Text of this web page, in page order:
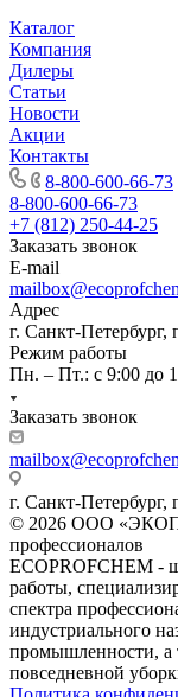
Каталог
Компания
Дилеры
Статьи
Новости
Акции
Контакты
8-800-600-66-73
8-800-600-66-73
+7 (812) 250-44-25
Заказать звонок
E-mail
Адрес
г. Санкт-
Режим работы
Пн. – Пт.: с 9:00 до
Заказать звонок
г. Санкт-
© 2026 ООО
профессионалов
ECOPROFCHEM -
работы,
спектра
индустриального
промышленности, а
повседневной